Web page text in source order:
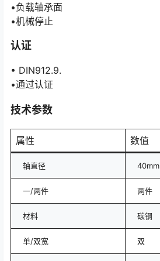
•负载轴承面
•机械停止
认证
• DIN912.9.
•通过认证
技术参数
属性 数值
轴直径 40mm
一/两件 两件
材料 碳钢
单/双宽 双